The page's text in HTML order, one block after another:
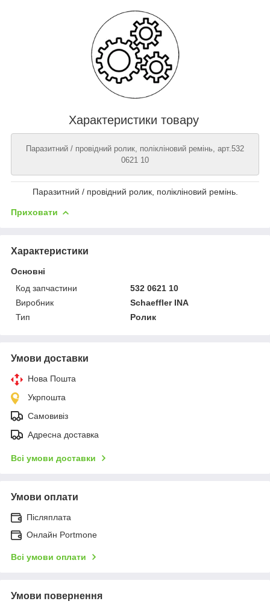
Характеристики товару
Паразитний / провідний ролик, полікліновий ремінь, арт.532
0621 10
Паразитний / провідний ролик, полікліновий ремінь.
Приховати
Характеристики
Основні
Код запчастини
532 0621 10
Виробник
Schaeffler INA
Тип
Ролик
Умови доставки
Нова Пошта
Укрпошта
Самовивіз
Адресна доставка
Всі умови доставки
Умови оплати
Післяплата
Онлайн Portmone
Всі умови оплати
Умови повернення